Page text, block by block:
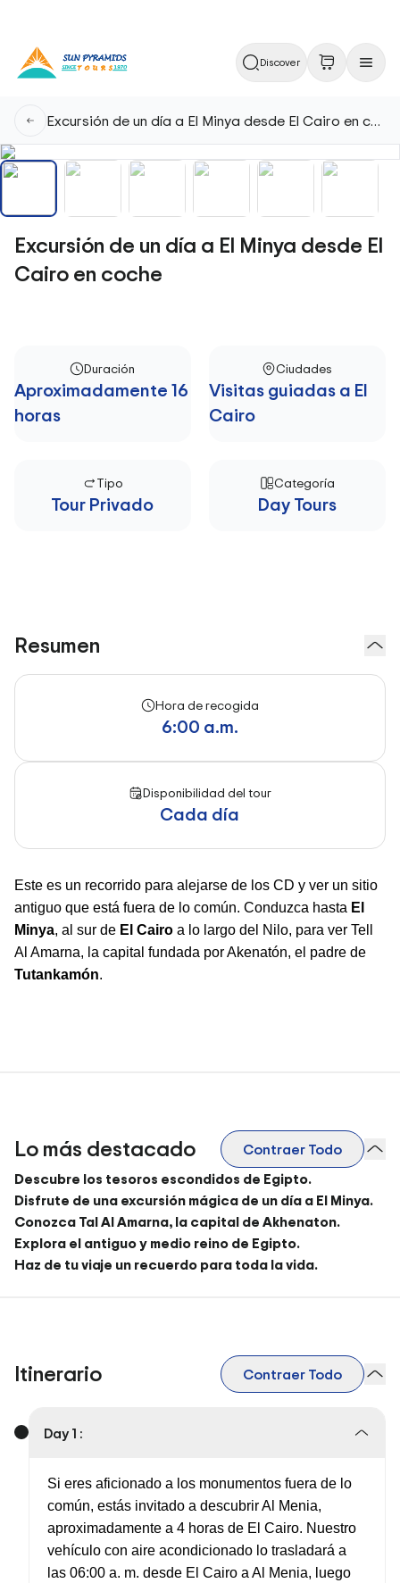
Discover
Excursión de un día a El Minya desde El Cairo en coche
Excursión de un día a El Minya desde El
Cairo en coche
Duración
Aproximadamente 16
horas
Ciudades
Visitas guiadas a El
Cairo
Tipo
Tour Privado
Categoría
Day Tours
Resumen
Hora de recogida
6:00 a.m.
Disponibilidad del tour
Cada día
Este es un recorrido para alejarse de los CD y ver un sitio
antiguo que está fuera de lo común. Conduzca hasta El
Minya, al sur de El Cairo a lo largo del Nilo, para ver Tell
Al Amarna, la capital fundada por Akenatón, el padre de
Tutankamón.
Lo más destacado
Contraer Todo
Descubre los tesoros escondidos de Egipto.
Disfrute de una excursión mágica de un día a El Minya.
Conozca Tal Al Amarna, la capital de Akhenaton.
Explora el antiguo y medio reino de Egipto.
Haz de tu viaje un recuerdo para toda la vida.
Itinerario Contraer Todo
Day 1 :
Si eres aficionado a los monumentos fuera de lo
común, estás invitado a descubrir Al Menia,
aproximadamente a 4 horas de El Cairo. Nuestro
vehículo con aire acondicionado lo trasladará a
las 06:00 a. m. desde El Cairo a Al Menia, luego